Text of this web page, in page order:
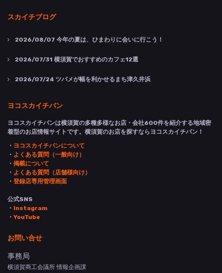
スカイチブログ
2026/08/07 今年の夏は、ひまわりに会いに行こう！
2026/07/31 横須賀でおすすめのカフェ12選
2026/07/24 ツバメが幅を利かせるまち津久井浜
ヨコスカイチバン
ヨコスカイチバンは横須賀の多種多様なお店・会社600件を紹介する地域密
着型のお店情報サイトです。横須賀のお店を探すならヨコスカイチバン！
・ ヨコスカイチバンについて
・ よくある質問（一般向け）
・ 掲載について
・ よくある質問（店舗様向け）
・ 登録店専用管理画面
公式SNS
・ Instagram
・ YouTube
お問い合せ
事務局
横須賀商工会議所 情報企画課